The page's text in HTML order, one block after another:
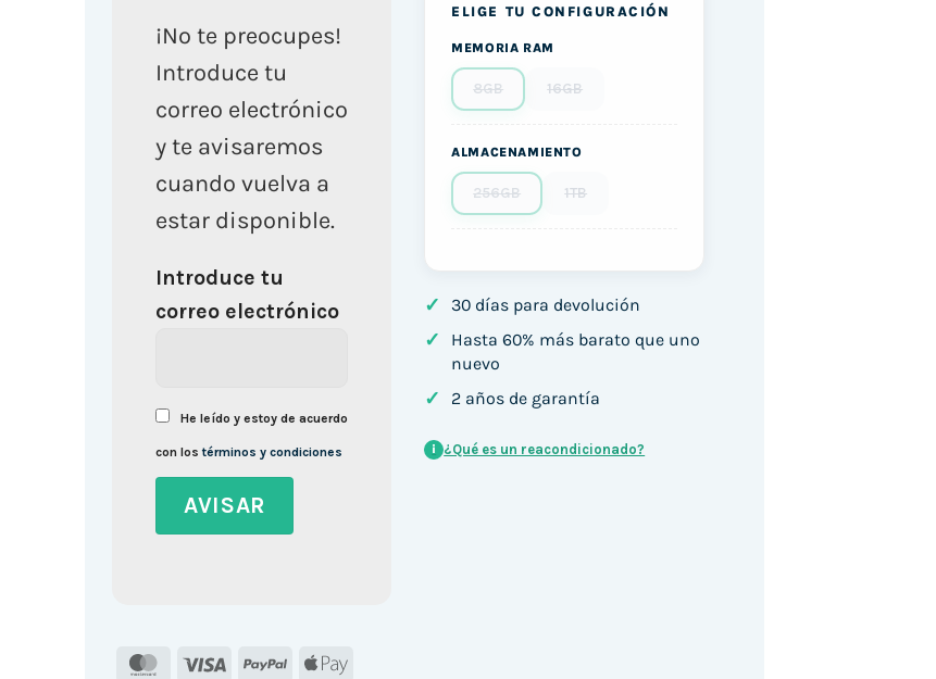
¡No te preocupes!
Introduce tu
correo electrónico
y te avisaremos
cuando vuelva a
estar disponible.
Introduce tu
correo electrónico
He leído y estoy de acuerdo
con lostérminos y condiciones
MasterCard
Visa PayPal Apple
ELIGE TU CONFIGURACIÓN
MEMORIA RAM
8GB 16GB
ALMACENAMIENTO
256GB 1TB
✓ 30 días para devolución
✓
Hasta 60% más barato que uno
nuevo
✓ 2 años de garantía
i ¿Qué es un reacondicionado?